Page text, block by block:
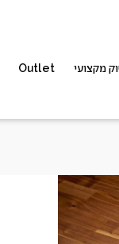
מקצועי Outlet